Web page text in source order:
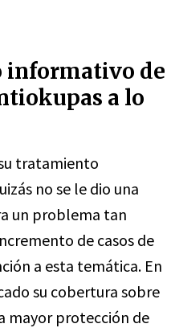
informativo de
a lo
tratamiento
no se le dio una
un problema tan
de casos de
a esta temática. En
su cobertura sobre
mayor protección de